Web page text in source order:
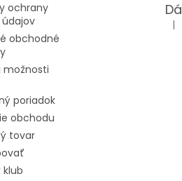
ochrany
obchodné
možnosti
poriadok
obchodu
tovar
klub
|